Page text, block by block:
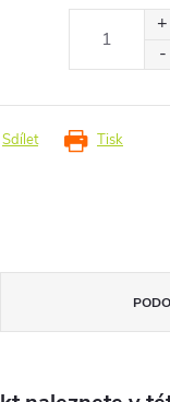
Tisk
Sdílet